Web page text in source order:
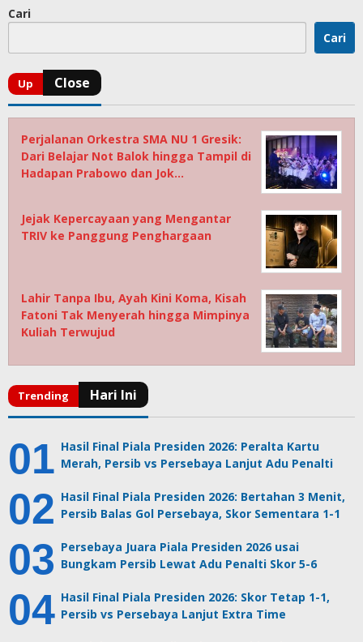
Cari
Cari
Perjalanan Orkestra SMA NU 1 Gresik:
Dari Belajar Not Balok hingga Tampil di
Hadapan Prabowo dan Jok…
Jejak Kepercayaan yang Mengantar
TRIV ke Panggung Penghargaan
Lahir Tanpa Ibu, Ayah Kini Koma, Kisah
Fatoni Tak Menyerah hingga Mimpinya
Kuliah Terwujud
Hasil Final Piala Presiden 2026: Peralta Kartu
Merah, Persib vs Persebaya Lanjut Adu Penalti
Hasil Final Piala Presiden 2026: Bertahan 3 Menit,
Persib Balas Gol Persebaya, Skor Sementara 1-1
Persebaya Juara Piala Presiden 2026 usai
Bungkam Persib Lewat Adu Penalti Skor 5-6
Hasil Final Piala Presiden 2026: Skor Tetap 1-1,
Persib vs Persebaya Lanjut Extra Time